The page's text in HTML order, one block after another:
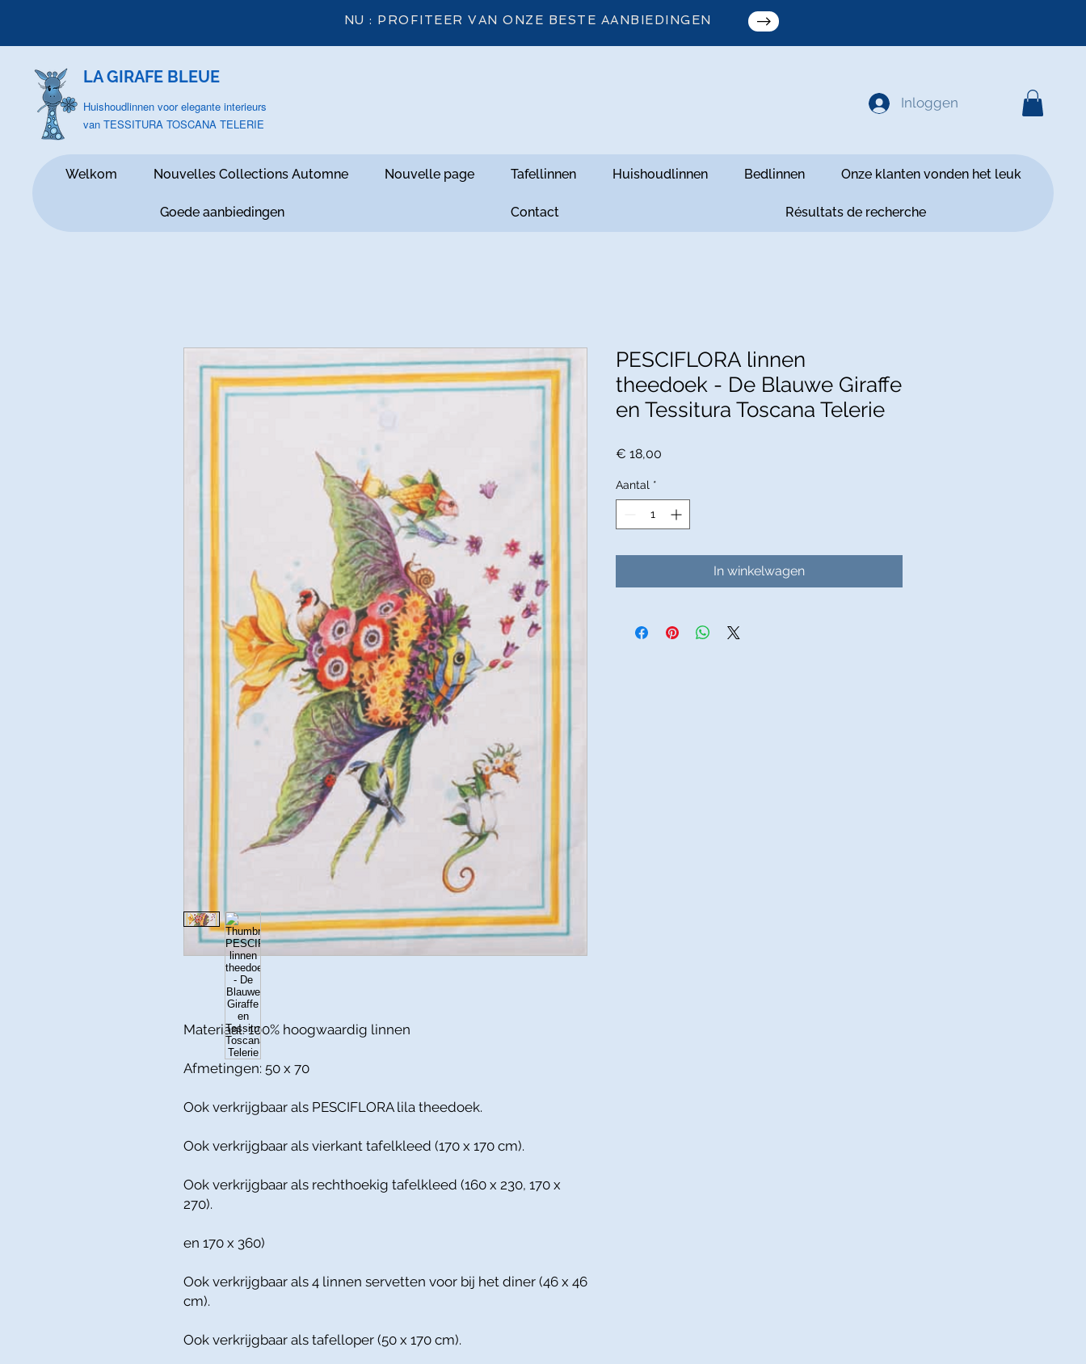
NU : PROFITEER VAN ONZE BESTE AANBIEDINGEN
LA GIRAFE BLEUE
Huishoudlinnen voor elegante interieurs
van TESSITURA TOSCANA TELERIE
Inloggen
Welkom Nouvelles Collections Automne Nouvelle page Tafellinnen Huishoudlinnen Bedlinnen Onze klanten vonden het leuk
Goede aanbiedingen Contact Résultats de recherche
Materiaal: 100% hoogwaardig linnen
Afmetingen: 50 x 70
Ook verkrijgbaar als PESCIFLORA lila theedoek.
Ook verkrijgbaar als vierkant tafelkleed (170 x 170 cm).
Ook verkrijgbaar als rechthoekig tafelkleed (160 x 230, 170 x
270).
en 170 x 360)
Ook verkrijgbaar als 4 linnen servetten voor bij het diner (46 x 46
cm).
Ook verkrijgbaar als tafelloper (50 x 170 cm).
PESCIFLORA linnen
theedoek - De Blauwe Giraffe
en Tessitura Toscana Telerie
€ 18,00
Aantal *
In winkelwagen